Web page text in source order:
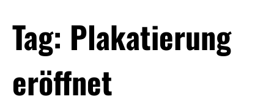
Tag: Plakatierung
eröffnet